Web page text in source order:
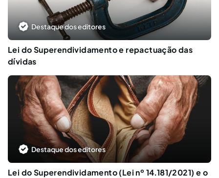
Destaque dos editores
Lei do Superendividamento e repactuação das
dívidas
Destaque dos editores
Lei do Superendividamento (Lei nº 14.181/2021) e o